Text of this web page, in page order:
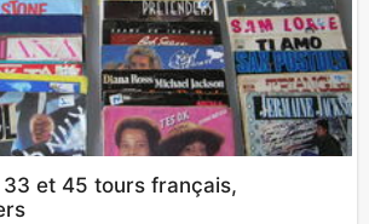
et 45 tours français,